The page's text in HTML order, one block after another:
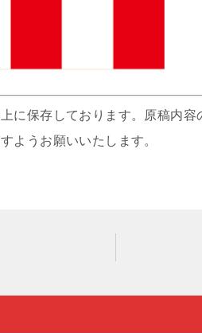
に保存しております。原稿内
ようお願いいたします。